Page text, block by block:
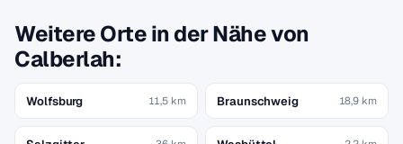
Weitere Orte in der Nähe von
Calberlah:
Wolfsburg 11,5 km Braunschweig 18,9 km